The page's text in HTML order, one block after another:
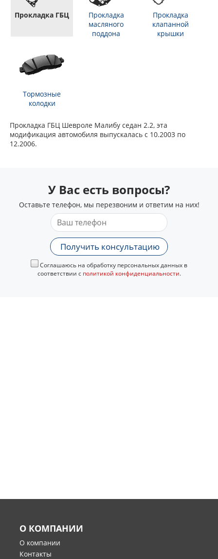
Прокладка ГБЦ
Прокладка
масляного
поддона
Прокладка
клапанной
крышки
Тормозные
колодки
Прокладка ГБЦ Шевроле Малибу седан 2.2, эта
модификация автомобиля выпускалась с 10.2003 по
12.2006.
У Вас есть вопросы?
Оставьте телефон, мы перезвоним и ответим на них!
Получить консультацию
Соглашаюсь на обработку персональных данных в
соответствии с политикой конфиденциальности.
О КОМПАНИИ
О компании
Контакты